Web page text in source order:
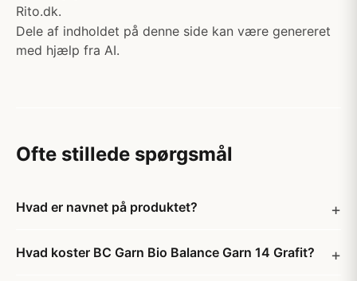
Rito.dk.
Dele af indholdet på denne side kan være genereret
med hjælp fra AI.
Ofte stillede spørgsmål
Hvad er navnet på produktet?
Hvad koster BC Garn Bio Balance Garn 14 Grafit?